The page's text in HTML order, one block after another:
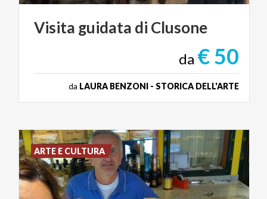
Visita guidata di Clusone
da € 50
da LAURA BENZONI - STORICA DELL'ARTE
ARTE E CULTURA